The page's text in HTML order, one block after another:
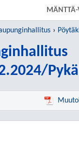
PÄÄSISÄLTÖÖN